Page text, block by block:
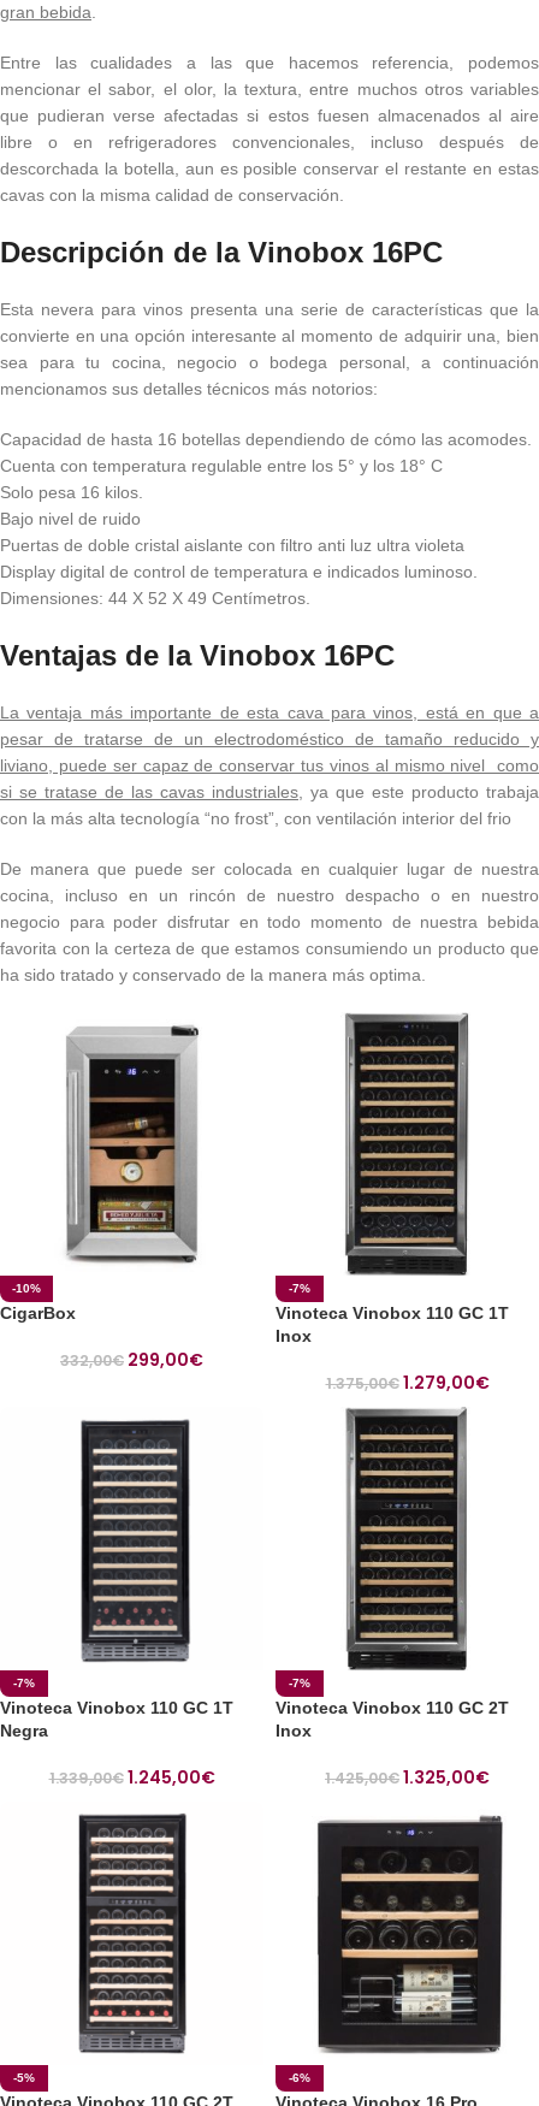
gran bebida
Entre las cualidades a las que hacemos referencia, podemos
mencionar el sabor, el olor, la textura, entre muchos otros variables
que pudieran verse afectadas si estos fuesen almacenados al aire
libre o en refrigeradores convencionales, incluso después de
descorchada la botella, aun es posible conservar el restante en estas
cavas con la misma calidad de conservación.
Descripción de la Vinobox 16PC
Esta nevera para vinos presenta una serie de características que la
convierte en una opción interesante al momento de adquirir una, bien
sea para tu cocina, negocio o bodega personal, a continuación
mencionamos sus detalles técnicos más notorios:
Capacidad de hasta 16 botellas dependiendo de cómo las acomodes.
Cuenta con temperatura regulable entre los 5° y los 18° C
Solo pesa 16 kilos.
Bajo nivel de ruido
Puertas de doble cristal aislante con filtro anti luz ultra violeta
Display digital de control de temperatura e indicados luminoso.
Dimensiones: 44 X 52 X 49 Centímetros.
Ventajas de la Vinobox 16PC
La ventaja más importante de esta cava para vinos, está en que a
pesar de tratarse de un electrodoméstico de tamaño reducido y
liviano, puede ser capaz de conservar tus vinos al mismo nivel como
si se tratase de las cavas industriales , ya que este producto trabaja
con la más alta tecnología “no frost”, con ventilación interior del frio
De manera que puede ser colocada en cualquier lugar de nuestra
cocina, incluso en un rincón de nuestro despacho o en nuestro
negocio para poder disfrutar en todo momento de nuestra bebida
favorita con la certeza de que estamos consumiendo un producto que
ha sido tratado y conservado de la manera más optima.
-10%
CigarBox
332,00€ 299,00€
-7%
Vinoteca Vinobox 110 GC 1T
Inox
1.375,00€ 1.279,00€
-7%
Vinoteca Vinobox 110 GC 1T
Negra
1.339,00€ 1.245,00€
-7%
Vinoteca Vinobox 110 GC 2T
Inox
1.425,00€1.325,00€
-5% -6%